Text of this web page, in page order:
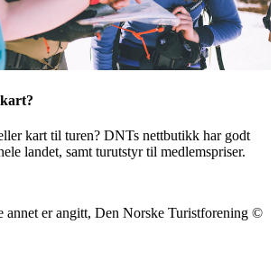
kart til turen? DNTs nettbutikk har godt
landet, samt turutstyr til medlemspriser.
annet er angitt, Den Norske Turistforening ©